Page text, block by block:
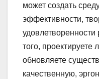
может создать
эффективности,
того,
обновляете
качественную,